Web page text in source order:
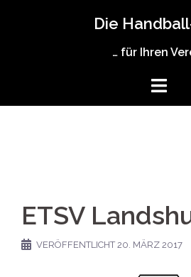
Die
… für Ihren
ETSV
VERÖFFENTLICHT20. MÄRZ 2017